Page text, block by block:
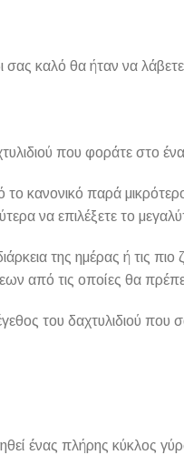
σας καλό θα ήταν να
που φοράτε στο
το κανονικό παρά
να επιλέξετε το
της ημέρας ή τις πιο
από τις οποίες θα πρέπει
του δαχτυλιδιού που
ένας πλήρης κύκλος